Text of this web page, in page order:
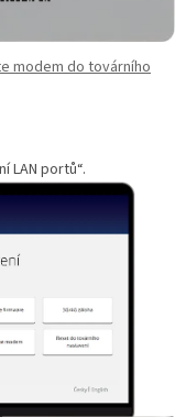
modem do továrního
LAN portů“.